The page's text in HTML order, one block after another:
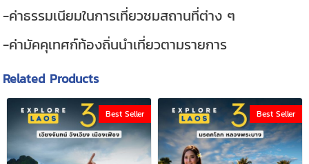
-ค่าธรรมเนียมในการเที่ยวชมสถานที่ต่าง ๆ
-ค่ามัคคุเทศก์ท้องถิ่นนำเที่ยวตามรายการ
Related Products
Best Seller Best Seller